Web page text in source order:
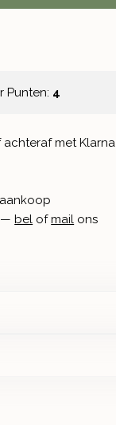
Punten: 4
met Klarna
— bel ofmail ons